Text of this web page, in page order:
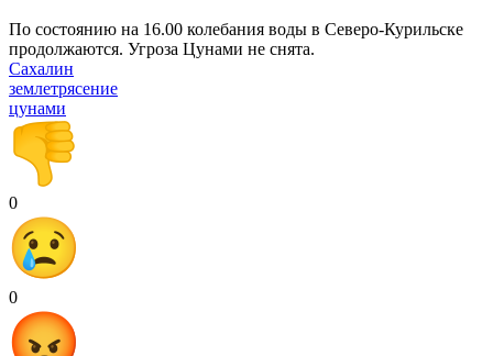
По состоянию на 16.00 колебания воды в Северо-Курильске
продолжаются. Угроза Цунами не снята.
Сахалин
землетрясение
цунами
0
0